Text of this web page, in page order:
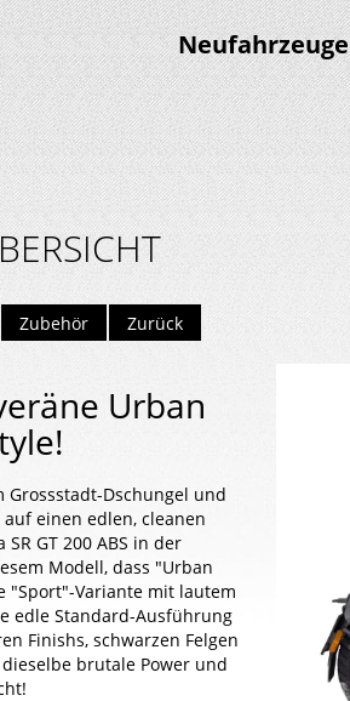
Neufahrzeuge
Zubehör Zurück
Urban
Dschungel und
einen edlen, cleanen
GT 200 ABS in der
Modell, dass "Urban
"Sport"-Variante mit lautem
edle Standard-Ausführung
Finishs, schwarzen Felgen
brutale Power und